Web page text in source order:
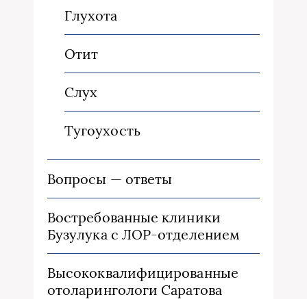
Глухота
Отит
Слух
Тугоухость
Вопросы — ответы
Востребованные клиники
Бузулука с ЛОР-отделением
Высококвалифицированные
отоларингологи Саратова